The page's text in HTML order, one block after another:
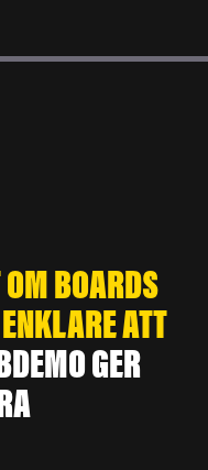
BOARDS
ATT
GER